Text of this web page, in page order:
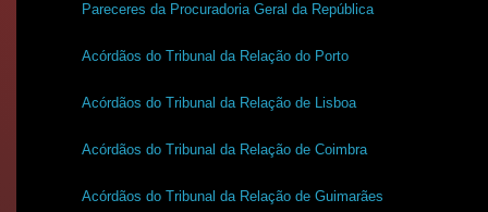
Pareceres da Procuradoria Geral da República
Acórdãos do Tribunal da Relação do Porto
Acórdãos do Tribunal da Relação de Lisboa
Acórdãos do Tribunal da Relação de Coimbra
Acórdãos do Tribunal da Relação de Guimarães